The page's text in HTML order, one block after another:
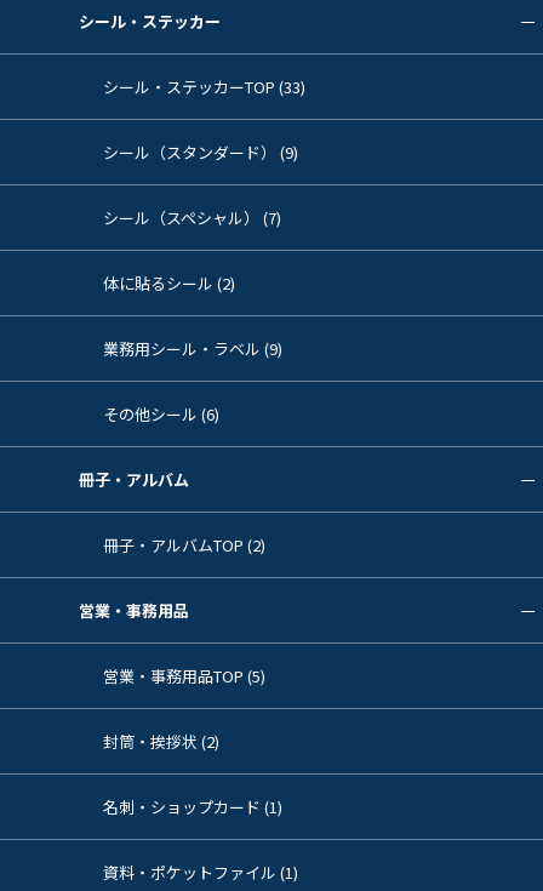
シール・ステッカー
シール・ステッカーTOP (33)
シール（スタンダード） (9)
シール（スペシャル） (7)
体に貼るシール (2)
業務用シール・ラベル (9)
その他シール (6)
冊子・アルバム
冊子・アルバムTOP (2)
営業・事務用品
営業・事務用品TOP (5)
封筒・挨拶状 (2)
名刺・ショップカード (1)
資料・ポケットファイル (1)